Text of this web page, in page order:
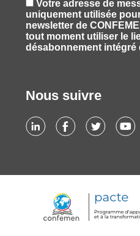
Votre adresse de
uniquement utilisée
newsletter de
tout moment utiliser le
désabonnement intégré
Nous suivre